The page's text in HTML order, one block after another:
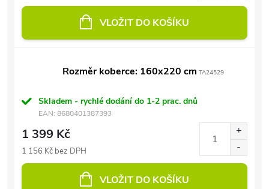
VLOŽIT DO KOŠÍKU
Rozměr koberce: 160x220 cm TA24529
Skladem - rychlé dodání do 1-2 prac. dnů
EAN: 8680401387393
1 399 Kč
1 156 Kč bez DPH
VLOŽIT DO KOŠÍKU